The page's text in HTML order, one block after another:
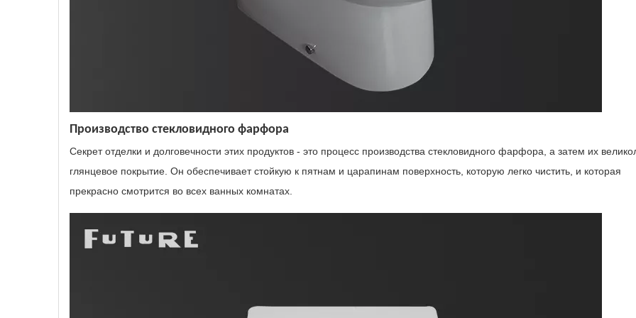
Производство стекловидного фарфора
Секрет отделки и долговечности этих продуктов - это процесс производства стекловидного фарфора, а затем их
глянцевое покрытие. Он обеспечивает стойкую к пятнам и царапинам поверхность, которую легко чистить, и которая
прекрасно смотрится во всех ванных комнатах.